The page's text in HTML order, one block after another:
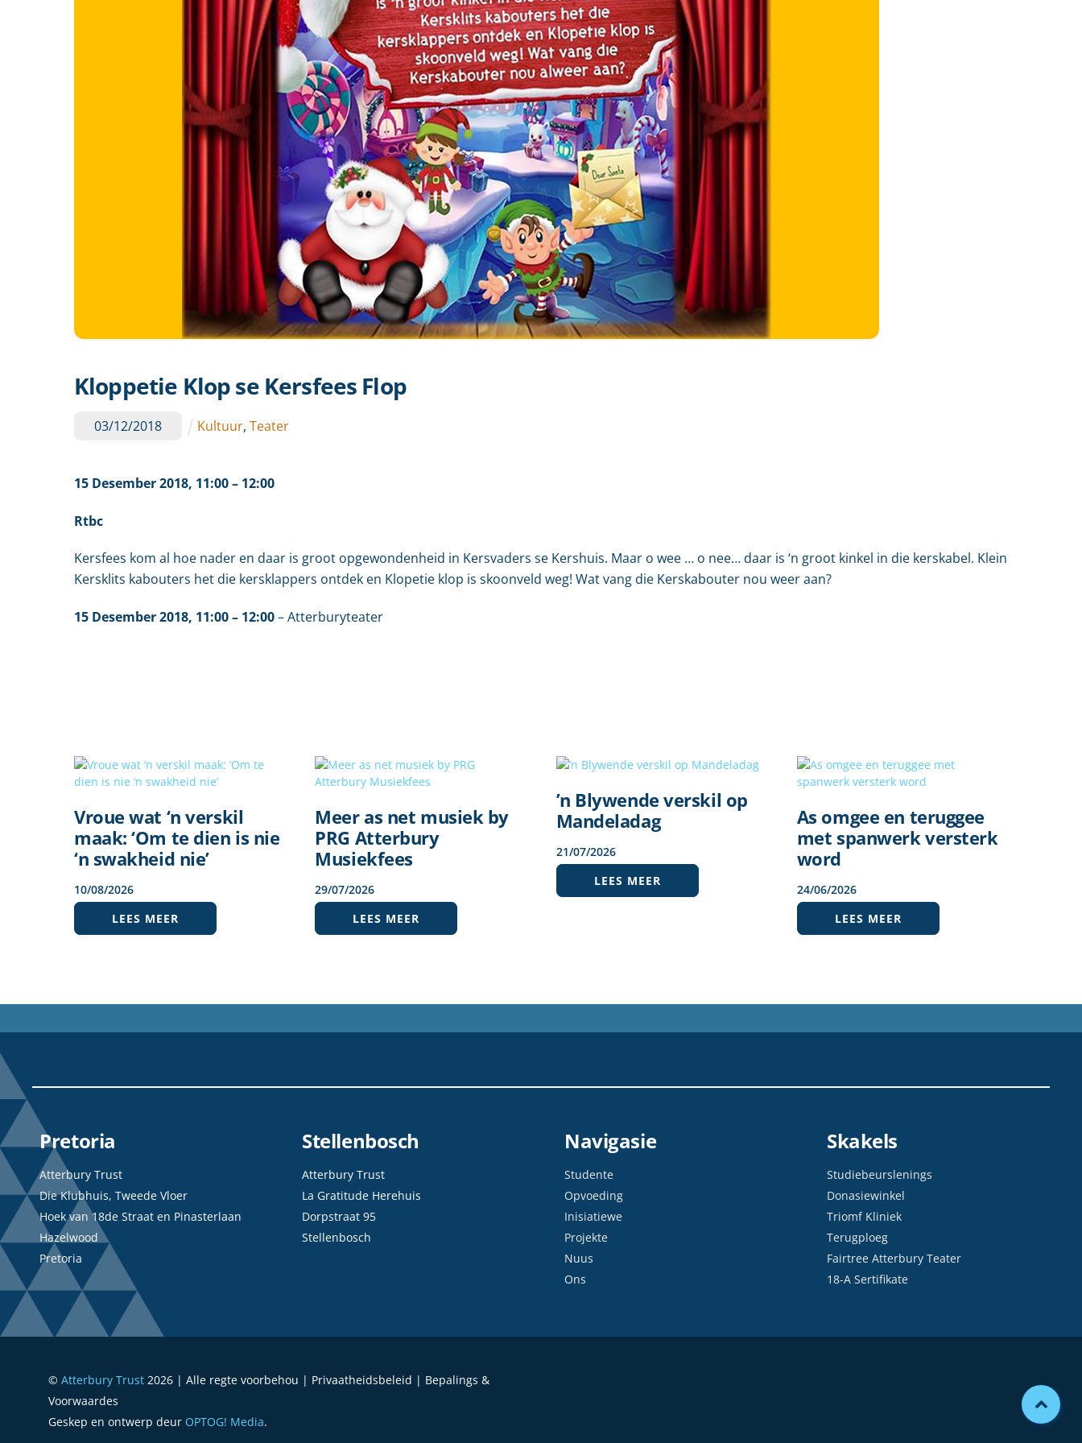
Kloppetie Klop se Kersfees Flop
03/12/2018 Kultuur, Teater
15 Desember 2018, 11:00– 12:00
Rtbc
Kersfees kom al hoe nader en daar is groot opgewondenheid in Kersvaders se Kershuis. Maar o wee … o nee… daar is ‘n groot kinkel in die kerskabel. Klein
Kersklits kabouters het die kersklappers ontdek en Klopetie klop is skoonveld weg! Wat vang die Kerskabouter nou weer aan?
15 Desember 2018, 11:00– 12:00–Atterburyteater
Vroue wat ‘n verskil
maak: ‘Om te dien is nie
‘n swakheid nie’
10/08/2026
LEES MEER
Meer as net musiek by
PRG Atterbury
Musiekfees
29/07/2026
LEES MEER
’n Blywende verskil op
Mandeladag
21/07/2026
LEES MEER
As omgee en teruggee
met spanwerk versterk
word
24/06/2026
LEES MEER
Pretoria
Atterbury Trust
Die Klubhuis, Tweede Vloer
Hoek van 18de Straat en Pinasterlaan
Hazelwood
Pretoria
Stellenbosch
Atterbury Trust
La Gratitude Herehuis
Dorpstraat 95
Stellenbosch
Navigasie
Studente
Opvoeding
Inisiatiewe
Projekte
Nuus
Ons
Skakels
Studiebeurslenings
Donasiewinkel
Triomf Kliniek
Terugploeg
Fairtree Atterbury Teater
18-A Sertifikate
© Atterbury Trust2026 | Alle regte voorbehou | Privaatheidsbeleid | Bepalings &
Voorwaardes
Geskep en ontwerp deur OPTOG! Media.